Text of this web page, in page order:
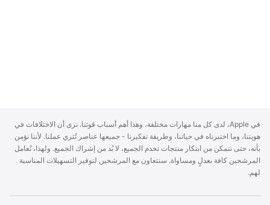
p
p
l
e
F
o
في Apple، لدى كل منا مهارات مختلفة، وهذا أهم أسباب قوتنا. نرى أن الاختلافات في
هويتنا، وما اختبرناه في حياتنا، وطريقة تفكيرنا - جميعها عناصر تُثري عملنا. لأننا نؤمن
بأنه، حتى نتمكن من ابتكار منتجات تخدم الجميع، لا بُد من إشراك الجميع. ولهذا، نُعامل
المرشحين كافة بعدلٍ ومساواة. سنتعاون مع المرشحين لتوفير التسهيلات المناسبة
لهم.